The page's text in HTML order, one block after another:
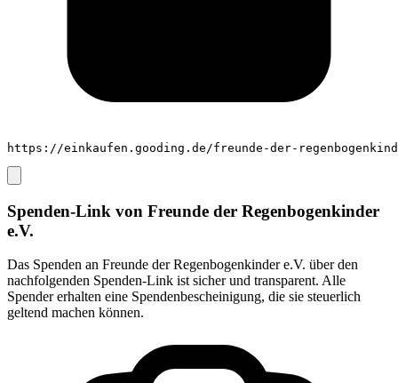
https://einkaufen.gooding.de/freunde-der-
Spenden-Link von Freunde der Regenbogenkinder
e.V.
Das Spenden an Freunde der Regenbogenkinder e.V. über den
nachfolgenden Spenden-Link ist sicher und transparent. Alle
Spender erhalten eine Spendenbescheinigung, die sie steuerlich
geltend machen können.